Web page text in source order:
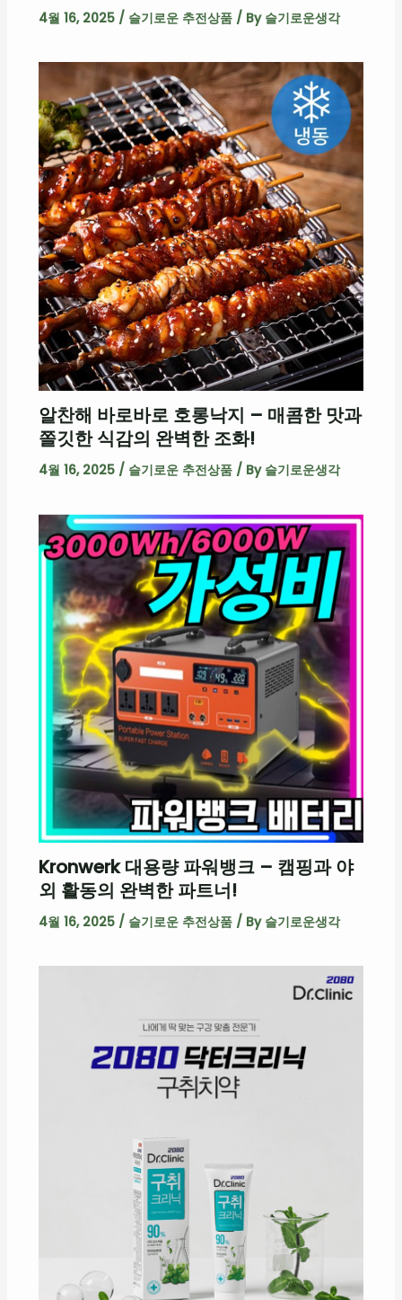
4월 16, 2025 / 슬기로운 추전상품/ By 슬기로운생각
알찬해 바로바로 호롱낙지 – 매콤한 맛과
쫄깃한 식감의 완벽한 조화!
4월 16, 2025 / 슬기로운 추전상품/ By 슬기로운생각
Kronwerk 대용량 파워뱅크 – 캠핑과 야
외 활동의 완벽한 파트너!
4월 16, 2025 / 슬기로운 추전상품/ By 슬기로운생각